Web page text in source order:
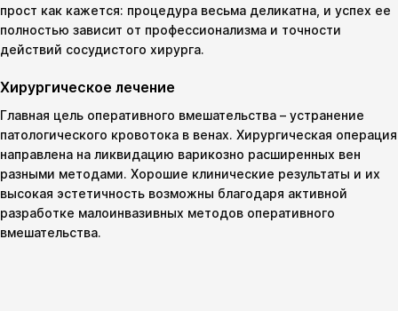
прост как кажется: процедура весьма деликатна, и успех ее
полностью зависит от профессионализма и точности
действий сосудистого хирурга.
Хирургическое лечение
Главная цель оперативного вмешательства – устранение
патологического кровотока в венах. Хирургическая операция
направлена на ликвидацию варикозно расширенных вен
разными методами. Хорошие клинические результаты и их
высокая эстетичность возможны благодаря активной
разработке малоинвазивных методов оперативного
вмешательства.